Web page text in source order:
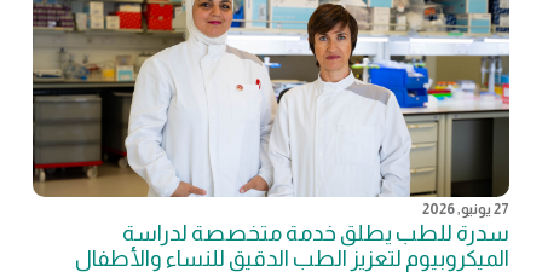
27 يونيو, 2026
سدرة للطب يطلق خدمة متخصصة لدراسة
الميكروبيوم لتعزيز الطب الدقيق للنساء والأطفال